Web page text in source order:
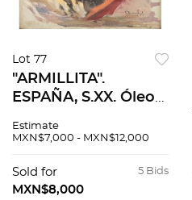
Lot 77
"ARMILLITA".
ESPAÑA, S.XX. Óleo
"C Ruano Llopis". 50
Estimate
MXN$7,000 - MXN$12,000
5 Bids
Sold for
MXN$8,000